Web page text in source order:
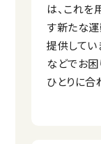
は、これ
す新たな
提供してい
などでお困
ひとりに合